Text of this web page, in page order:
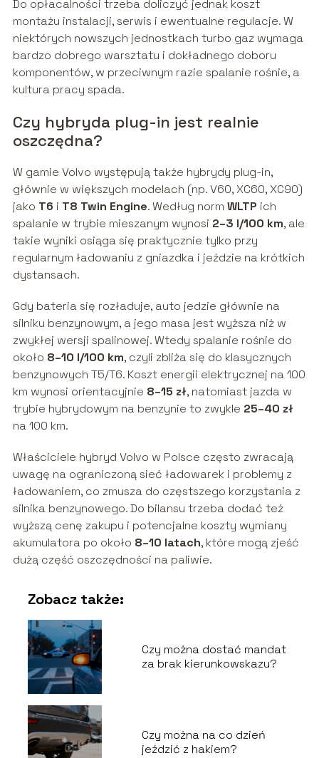
Do opłacalności trzeba doliczyć jednak koszt
montażu instalacji, serwis i ewentualne regulacje. W
niektórych nowszych jednostkach turbo gaz wymaga
bardzo dobrego warsztatu i dokładnego doboru
komponentów, w przeciwnym razie spalanie rośnie, a
kultura pracy spada.
Czy hybryda plug-in jest realnie
oszczędna?
W gamie Volvo występują także hybrydy plug-in,
głównie w większych modelach (np. V60, XC60, XC90)
jako T6 i T8 Twin Engine. Według norm WLTP ich
spalanie w trybie mieszanym wynosi 2–3 l/100 km, ale
takie wyniki osiąga się praktycznie tylko przy
regularnym ładowaniu z gniazdka i jeździe na krótkich
dystansach.
Gdy bateria się rozładuje, auto jedzie głównie na
silniku benzynowym, a jego masa jest wyższa niż w
zwykłej wersji spalinowej. Wtedy spalanie rośnie do
około 8–10 l/100 km, czyli zbliża się do klasycznych
benzynowych T5/T6. Koszt energii elektrycznej na 100
km wynosi orientacyjnie 8–15 zł, natomiast jazda w
trybie hybrydowym na benzynie to zwykle 25–40 zł
na 100 km.
Właściciele hybryd Volvo w Polsce często zwracają
uwagę na ograniczoną sieć ładowarek i problemy z
ładowaniem, co zmusza do częstszego korzystania z
silnika benzynowego. Do bilansu trzeba dodać też
wyższą cenę zakupu i potencjalne koszty wymiany
akumulatora po około 8–10 latach, które mogą zjeść
dużą część oszczędności na paliwie.
Zobacz także:
Czy można dostać mandat
za brak kierunkowskazu?
Czy można na co dzień
jeździć z hakiem?